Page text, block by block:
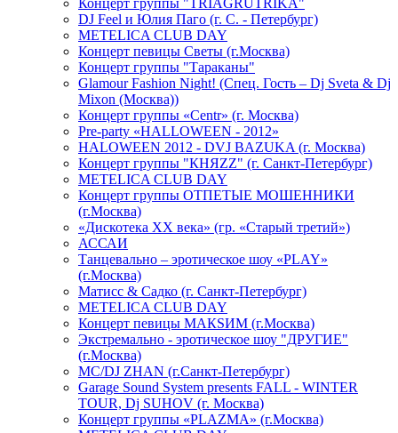
Концерт группы "TRIAGRUTRIKA"
DJ Feel и Юлия Паго (г. С. - Петербург)
METELICA CLUB DAY
Концерт певицы Светы (г.Москва)
Концерт группы "Тараканы"
Glamour Fashion Night! (Спец. Гость – Dj Sveta & Dj
Mixon (Москва))
Концерт группы «Centr» (г. Москва)
Pre-party «HALLOWEEN - 2012»
HALOWEEN 2012 - DVJ BAZUKA (г. Москва)
Концерт группы "КНЯZZ" (г. Санкт-Петербург)
METELICA CLUB DAY
Концерт группы ОТПЕТЫЕ МОШЕННИКИ
(г.Москва)
«Дискотека ХХ века» (гр. «Старый третий»)
АССАИ
Танцевально – эротическое шоу «PLAY»
(г.Москва)
Матисс & Садко (г. Санкт-Петербург)
METELICA CLUB DAY
Концерт певицы МАКSИМ (г.Москва)
Экстремально - эротическое шоу "ДРУГИЕ"
(г.Москва)
МС/DJ ZHAN (г.Санкт-Петербург)
Garage Sound System presents FALL - WINTER
TOUR, Dj SUHOV (г. Москва)
Концерт группы «PLAZMA» (г.Москва)